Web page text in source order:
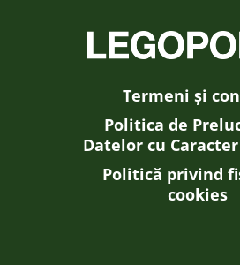
Termeni și
Politica de
Datelor cu
Politică privind
cookies